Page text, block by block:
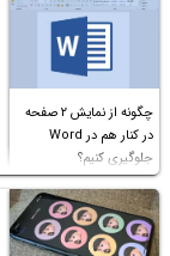
چگونه از نمایش ۲ صفحه
در کنار هم در Word
جلوگیری کنیم؟